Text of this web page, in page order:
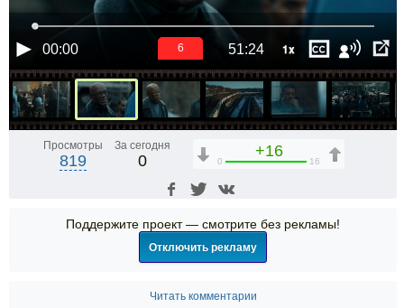
00:00 51:24 1x
6
Просмотры
819
За сегодня
0
+16
0 16
Поддержите проект — смотрите без рекламы!
Отключить рекламу
Читать комментарии